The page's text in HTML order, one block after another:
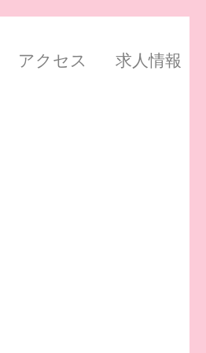
アクセス 求人情報